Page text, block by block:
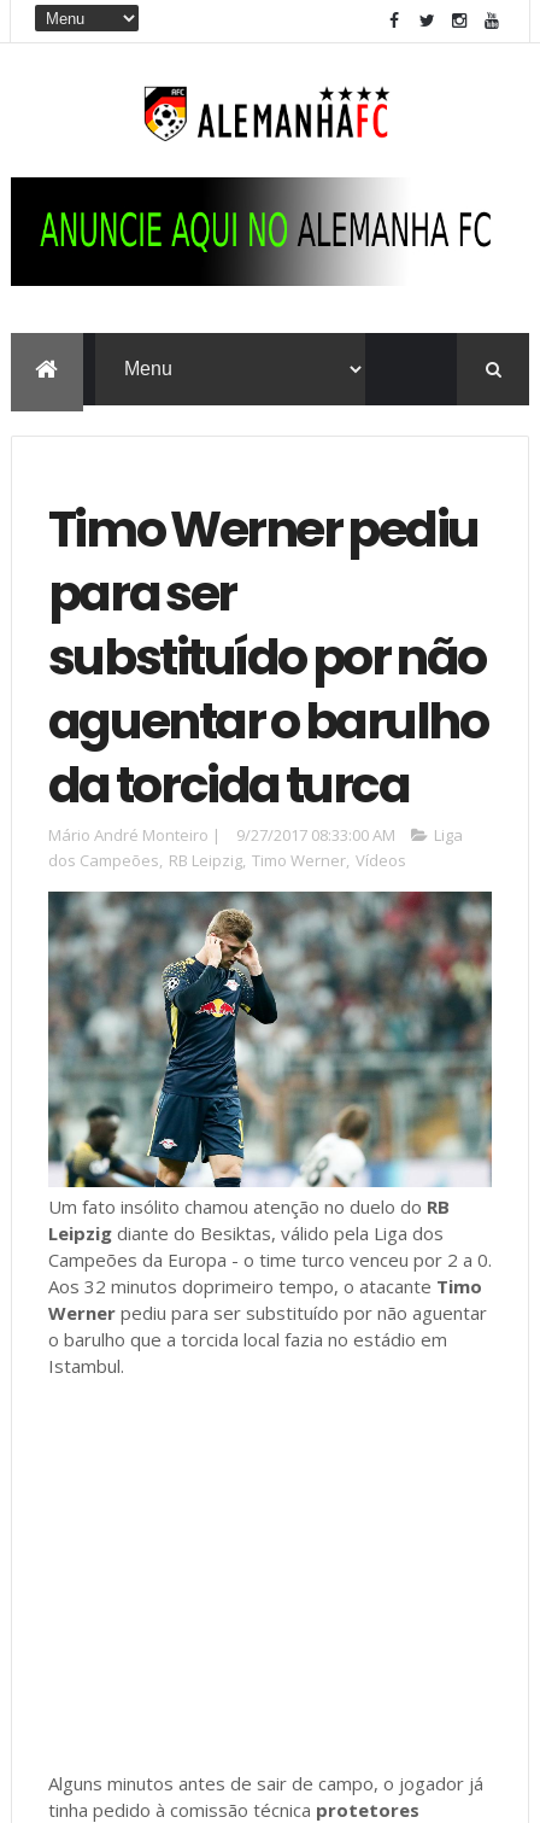
Timo Werner pediu
para ser
substituído por não
aguentar o barulho
da torcida turca
Mário André Monteiro | 9/27/2017 08:33:00 AM
Liga
dos Campeões, RB Leipzig, Timo Werner, Vídeos
Um fato insólito chamou atenção no duelo do RB
Leipzigdiante do Besiktas, válido pela Liga dos
Campeões da Europa - o time turco venceu por 2 a 0.
Aos 32 minutos doprimeiro tempo, o atacante Timo
Wernerpediu para ser substituído por não aguentar
o barulho que a torcida local fazia no estádio em
Istambul.
Alguns minutos antes de sair de campo, o jogador já
tinha pedido à comissão técnica protetores